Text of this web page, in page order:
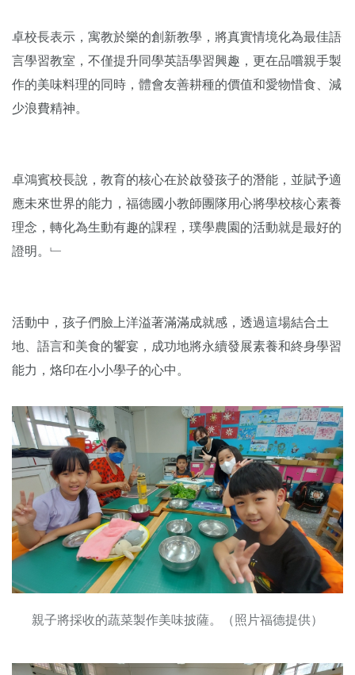
卓校長表示，寓教於樂的創新教學，將真實情境化為最佳語
言學習教室，不僅提升同學英語學習興趣，更在品嚐親手製
作的美味料理的同時，體會友善耕種的價值和愛物惜食、減
少浪費精神。
卓鴻賓校長說，教育的核心在於啟發孩子的潛能，並賦予適
應未來世界的能力，福德國小教師團隊用心將學校核心素養
理念，轉化為生動有趣的課程，璞學農園的活動就是最好的
證明。﹂
活動中，孩子們臉上洋溢著滿滿成就感，透過這場結合土
地、語言和美食的饗宴，成功地將永續發展素養和終身學習
能力，烙印在小小學子的心中。
親子將採收的蔬菜製作美味披薩。（照片福德提供）